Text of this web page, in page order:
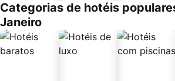
Categorias de hotéis
Janeiro